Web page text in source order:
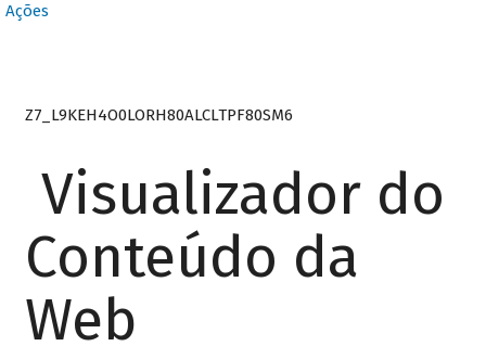
Ações
Z7_L9KEH4O0LORH80ALCLTPF80SM6
Visualizador do
Conteúdo da
Web